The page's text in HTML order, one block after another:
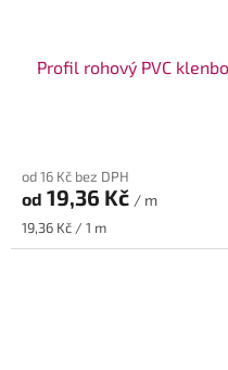
Profil rohový PVC
od 16 Kč bez DPH
od 19,36 Kč / m
Měrná
cena:
19,36 Kč / 1 m